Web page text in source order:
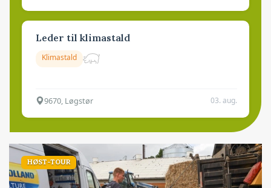
Leder til klimastald
Klimastald
9670, Løgstør 03. aug.
HØST-TOUR